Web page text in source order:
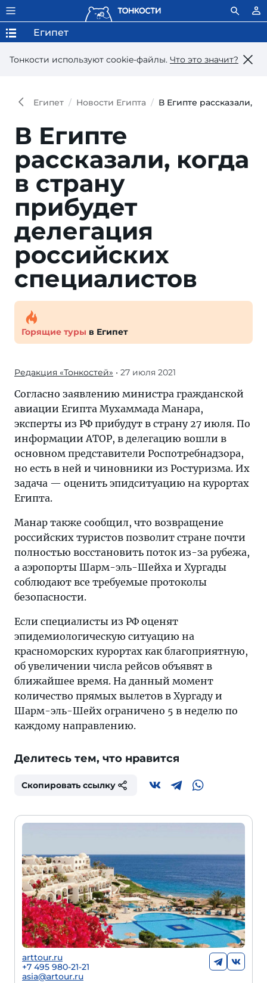
Тонкости используют сookie-файлы. Что это значит?
Египет
Египет Новости Египта В Египте рассказали,
В Египте
рассказали, когда
в страну
прибудет
делегация
российских
специалистов
Горящие туры в Египет
Редакция «Тонкостей» • 27 июля 2021
Согласно заявлению министра гражданской
авиации Египта Мухаммада Манара,
эксперты из РФ прибудут в страну 27 июля. По
информации АТОР, в делегацию вошли в
основном представители Роспотребнадзора,
но есть в ней и чиновники из Ростуризма. Их
задача — оценить эпидситуацию на курортах
Египта.
Манар также сообщил, что возвращение
российских туристов позволит стране почти
полностью восстановить поток из-за рубежа,
а аэропорты Шарм-эль-Шейха и Хургады
соблюдают все требуемые протоколы
безопасности.
Если специалисты из РФ оценят
эпидемиологическую ситуацию на
красноморских курортах как благоприятную,
об увеличении числа рейсов объявят в
ближайшее время. На данный момент
количество прямых вылетов в Хургаду и
Шарм-эль-Шейх ограничено 5 в неделю по
каждому направлению.
Делитесь тем, что нравится
Скопировать ссылку
arttour.ru
+7 495 980-21-21
asia@artour.ru